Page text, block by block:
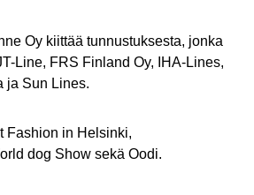
Oy kiittää tunnustuksesta, jonka
Line, FRS Finland Oy, IHA-Lines,
ja Sun Lines.
Fashion in Helsinki,
dog Show sekä Oodi.